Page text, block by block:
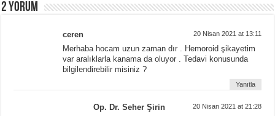
2 Yorum
ceren 20 Nisan 2021 at 13:11
Merhaba hocam uzun zaman dır . Hemoroid şikayetim
var aralıklarla kanama da oluyor . Tedavi konusunda
bilgilendirebilir misiniz ?
Yanıtla
Op. Dr. Seher Şirin 20 Nisan 2021 at 21:28